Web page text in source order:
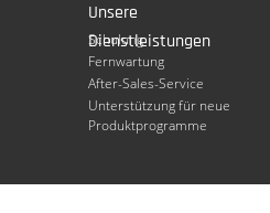
Unsere
Dienstleistungen
Schulung
Fernwartung
After-Sales-Service
Unterstützung für neue
Produktprogramme